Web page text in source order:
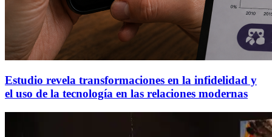
Estudio revela transformaciones en la infidelidad y
el uso de la tecnología en las relaciones modernas